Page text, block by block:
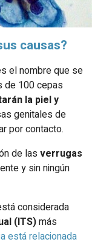
causas?
el nombre que se
de 100 cepas
la piel y
genitales de
por contacto.
de las verrugas
y sin ningún
considerada
(ITS)más
está relacionada